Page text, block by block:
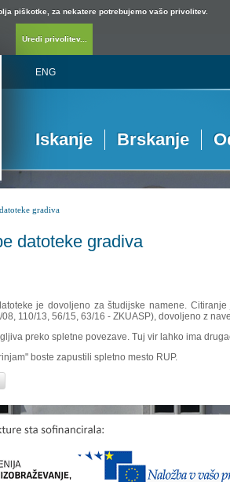
piškotke, za nekatere potrebujemo vašo privolitev.
Uredi privolitev...
ENG
Iskanje Brskanje
gradiva
datoteke gradiva
je dovoljeno za študijske namene.
110/13, 56/15, 63/16 - ZKUASP), dovoljeno z
preko spletne povezave. Tuj vir lahko ima
boste zapustili spletno mesto RUP.